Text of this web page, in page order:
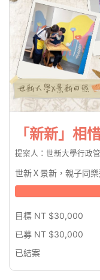
「新新」相
提案人：世新大學行政
世新Ｘ景新，親子同
目標 NT $30,000
已募 NT $30,000
已結案